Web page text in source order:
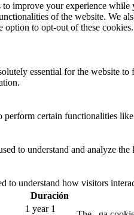
improve your experience while
of the website. We
option to opt-out of these
essential for the website
certain functionalities
to understand and analyze
to understand how visitors
Duración
1 year 1